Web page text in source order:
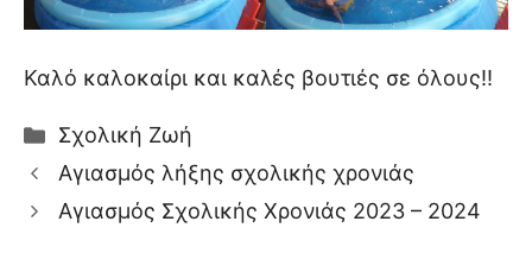
Καλό καλοκαίρι και καλές βουτιές σε όλους!!
Κατηγορίες
Σχολική Ζωή
Αγιασμός λήξης σχολικής χρονιάς
Αγιασμός Σχολικής Χρονιάς 2023 – 2024